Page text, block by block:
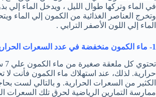
في الماء وتركها طوال الليل ، ويدخل الماء إلي
وتخرج العناصر الغذائية من الكمون إلي الماء
الماء إلي اللون الأصفر الترابي .
1- ماء الكمون منخفضة في عدد السعرات الحرارية :
حرارية. لذلك، عند استهلاك ماء الكمون فأنت
الكثير من السعرات الحرارية. و بالتالي لست
ممارسة التمارين الرياضية لحرق تلك السعرات